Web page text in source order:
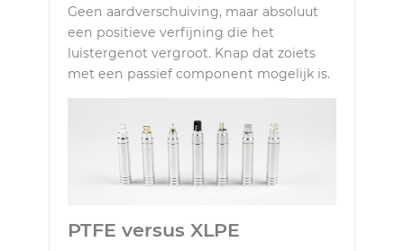
Geen aardverschuiving, maar absoluut
een positieve verfijning die het
luistergenot vergroot. Knap dat zoiets
met een passief component mogelijk is.
PTFE versus XLPE